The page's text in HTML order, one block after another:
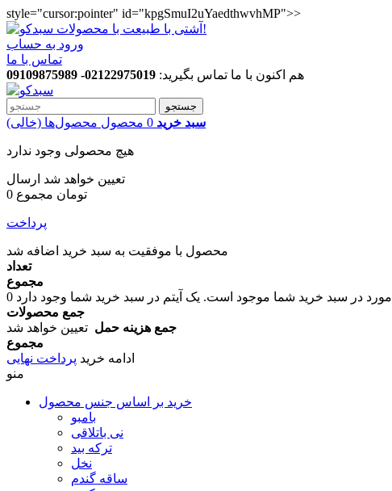
style="cursor:pointer" id="kpgSmuI2uYaedthwvhMP">>
ورود به حساب
تماس با ما
هم اکنون با ما تماس بگیرید: 02122975019- 09109875989
جستجو
سبد خرید 0 محصول محصول‌ها (خالی)
هیچ محصولی وجود ندارد
تعیین خواهد شد ارسال
0 تومان مجموع
پرداخت
محصول با موفقیت به سبد خرید اضافه شد
تعداد
مجموع
0
مورد در سبد خرید شما موجود است.
جمع محصولات
جمع هزینه حمل تعیین خواهد شد
مجموع
ادامه خرید پرداخت نهایی
منو
خرید بر اساس جنس محصول
بامبو
نی باتلاقی
ترکه بید
نخل
ساقه گندم